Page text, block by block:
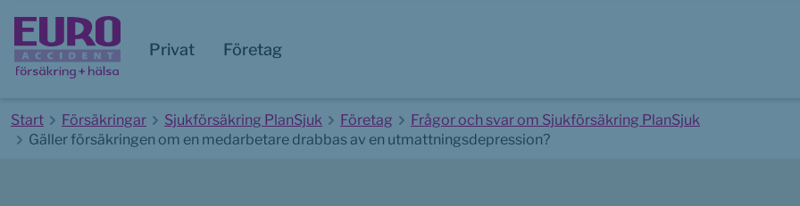
Privat Företag
Start Försäkringar Sjukförsäkring PlanSjuk Företag
Frågor och svar om Sjukförsäkring PlanSjuk
Gäller försäkringen om en medarbetare drabbas av en utmattningsdepression?